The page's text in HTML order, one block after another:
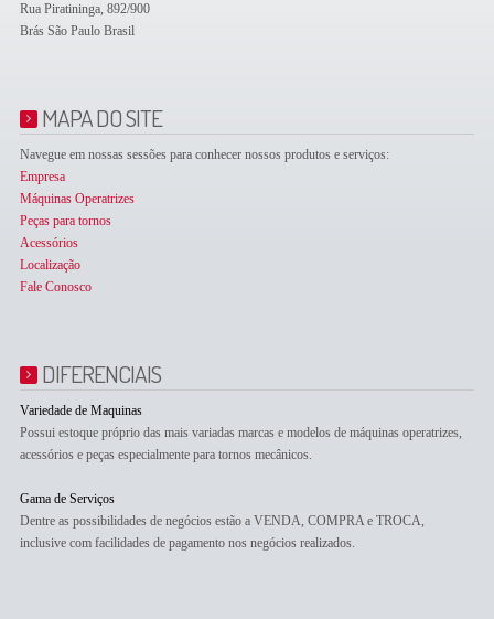
Rua Piratininga, 892/900
Brás São Paulo Brasil
MAPA DO SITE
Navegue em nossas sessões para conhecer nossos produtos e serviços:
Empresa
Máquinas Operatrizes
Peças para tornos
Acessórios
Localização
Fale Conosco
DIFERENCIAIS
Variedade de Maquinas
Possui estoque próprio das mais variadas marcas e modelos de máquinas operatrizes,
acessórios e peças especialmente para tornos mecânicos.
Gama de Serviços
Dentre as possibilidades de negócios estão a VENDA, COMPRA e TROCA,
inclusive com facilidades de pagamento nos negócios realizados.